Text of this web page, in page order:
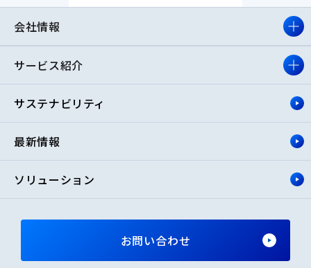
会社情報
サービス紹介
サステナビリティ
最新情報
ソリューション
お問い合わせ